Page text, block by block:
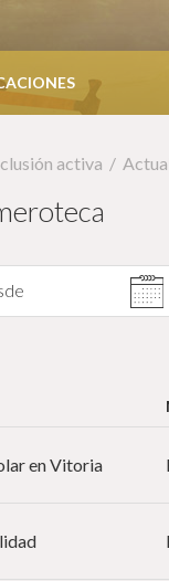
activa
por fecha
en Vitoria